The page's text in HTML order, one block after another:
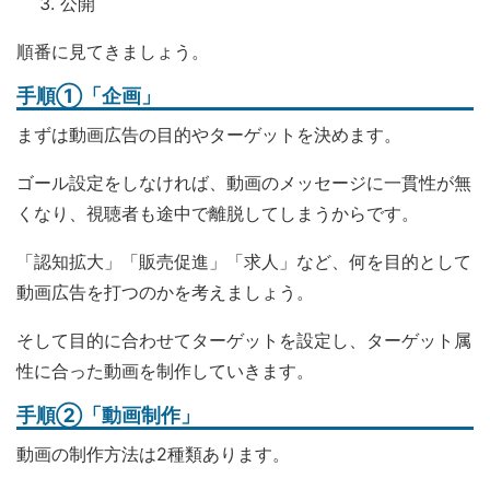
順番に見てきましょう。
手順①「企画」
まずは動画広告の目的やターゲットを決めます。
ゴール設定をしなければ、動画のメッセージに一貫性が無
くなり、視聴者も途中で離脱してしまうからです。
「認知拡大」「販売促進」「求人」など、何を目的として
動画広告を打つのかを考えましょう。
そして目的に合わせてターゲットを設定し、ターゲット属
性に合った動画を制作していきます。
手順②「動画制作」
動画の制作方法は2種類あります。